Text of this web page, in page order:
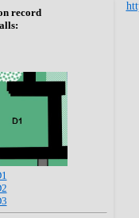
record